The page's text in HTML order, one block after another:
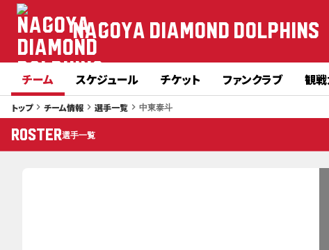
NAGOYA DIAMOND DOLPHINS
チーム スケジュール チケット ファンクラブ 観戦
トップkeyboard_arrow_right チーム情報 keyboard_arrow_right 選手一覧 keyboard_arrow_right 中東泰斗
ROSTER選手一覧